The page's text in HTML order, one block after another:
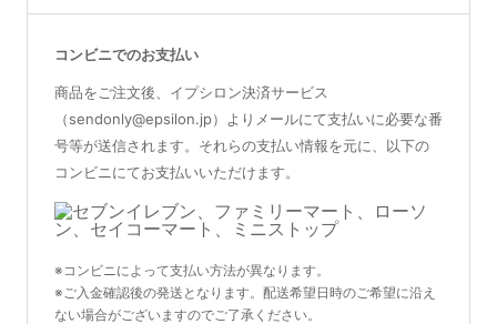
コンビニでのお支払い
商品をご注文後、イプシロン決済サービス
（sendonly@epsilon.jp）よりメールにて支払いに必要な番
号等が送信されます。それらの支払い情報を元に、以下の
コンビニにてお支払いいただけます。
※コンビニによって支払い方法が異なります。
※ご入金確認後の発送となります。配送希望日時のご希望に沿え
ない場合がございますのでご了承ください。